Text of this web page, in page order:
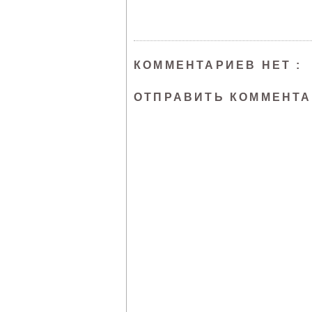
КОММЕНТАРИЕВ НЕТ :
ОТПРАВИТЬ